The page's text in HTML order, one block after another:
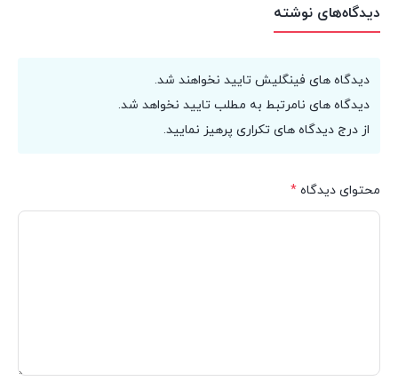
دیدگاه‌های نوشته
دیدگاه های فینگلیش تایید نخواهند شد.
دیدگاه های نامرتبط به مطلب تایید نخواهد شد.
از درج دیدگاه های تکراری پرهیز نمایید.
محتوای دیدگاه *